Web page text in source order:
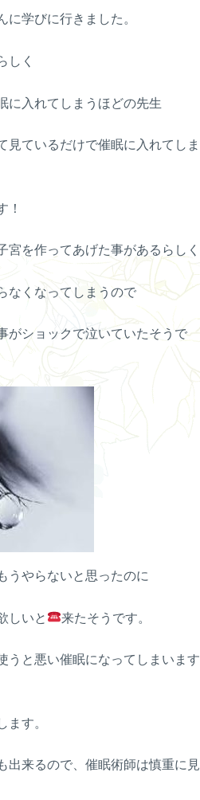
学びに行きました。
しく
に入れてしまうほどの先生
ているだけで催眠に入れてしま
！
を作ってあげた事があるらしく
なくなってしまうので
がショックで泣いていたそうで
うやらないと思ったのに
しいと 来たそうです。
うと悪い催眠になってしまいます
す。
出来るので、催眠術師は慎重に見